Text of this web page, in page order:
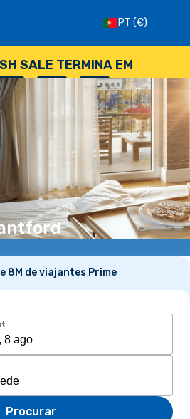
PT (€)
SALE TERMINA EM
--
HORAS
: --
SEGUNDOS
8M de viajantes Prime
Procurar